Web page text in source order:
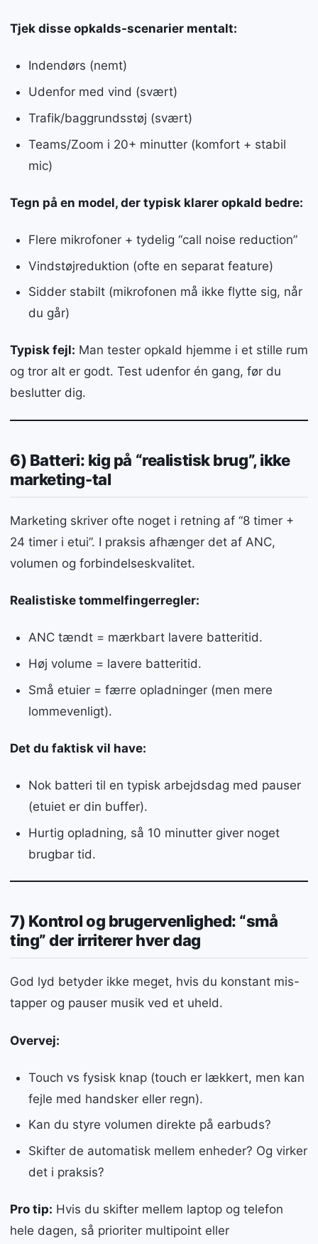
Tjek disse opkalds-scenarier mentalt:
Indendørs (nemt)
Udenfor med vind (svært)
Trafik/baggrundsstøj (svært)
Teams/Zoom i 20+ minutter (komfort + stabil
mic)
Tegn på en model, der typisk klarer opkald bedre:
Flere mikrofoner + tydelig “call noise reduction”
Vindstøjreduktion (ofte en separat feature)
Sidder stabilt (mikrofonen må ikke flytte sig, når
du går)
Typisk fejl: Man tester opkald hjemme i et stille rum
og tror alt er godt. Test udenfor én gang, før du
beslutter dig.
6) Batteri: kig på “realistisk brug”, ikke
marketing-tal
Marketing skriver ofte noget i retning af “8 timer +
24 timer i etui”. I praksis afhænger det af ANC,
volumen og forbindelseskvalitet.
Realistiske tommelfingerregler:
ANC tændt = mærkbart lavere batteritid.
Høj volume = lavere batteritid.
Små etuier = færre opladninger (men mere
lommevenligt).
Det du faktisk vil have:
Nok batteri til en typisk arbejdsdag med pauser
(etuiet er din buffer).
Hurtig opladning, så 10 minutter giver noget
brugbar tid.
7) Kontrol og brugervenlighed: “små
ting” der irriterer hver dag
God lyd betyder ikke meget, hvis du konstant mis-
tapper og pauser musik ved et uheld.
Overvej:
Touch vs fysisk knap (touch er lækkert, men kan
fejle med handsker eller regn).
Kan du styre volumen direkte på earbuds?
Skifter de automatisk mellem enheder? Og virker
det i praksis?
Pro tip: Hvis du skifter mellem laptop og telefon
hele dagen, så prioriter multipoint eller